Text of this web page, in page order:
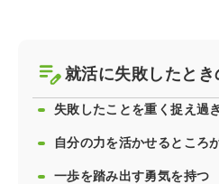
就活に失敗したとき
失敗したことを重く捉え過
自分の力を活かせるところ
一歩を踏み出す勇気を持つ